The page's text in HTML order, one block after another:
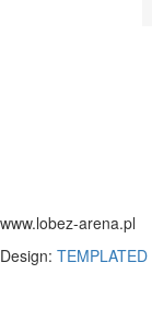
www.lobez-arena.pl
Design: TEMPLATED